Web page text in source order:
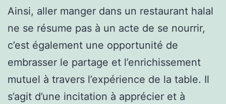
Ainsi, aller manger dans un restaurant halal
ne se résume pas à un acte de se nourrir,
c’est également une opportunité de
embrasser le partage et l’enrichissement
mutuel à travers l’expérience de la table. Il
s’agit d’une incitation à apprécier et à